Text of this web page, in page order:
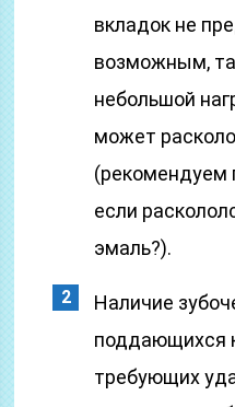
вкладок не
возможным,
небольшой
может
(рекомендуем
если
эмаль?).
Наличие
поддающихся
требующих